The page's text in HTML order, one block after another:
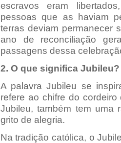
escravos eram
pessoas que as haviam
terras deviam permanecer
ano de reconciliação
passagens dessa
2. O que significa Jubileu?
A palavra Jubileu se
refere ao chifre do
Jubileu, também tem uma
grito de alegria.
Na tradição católica, o